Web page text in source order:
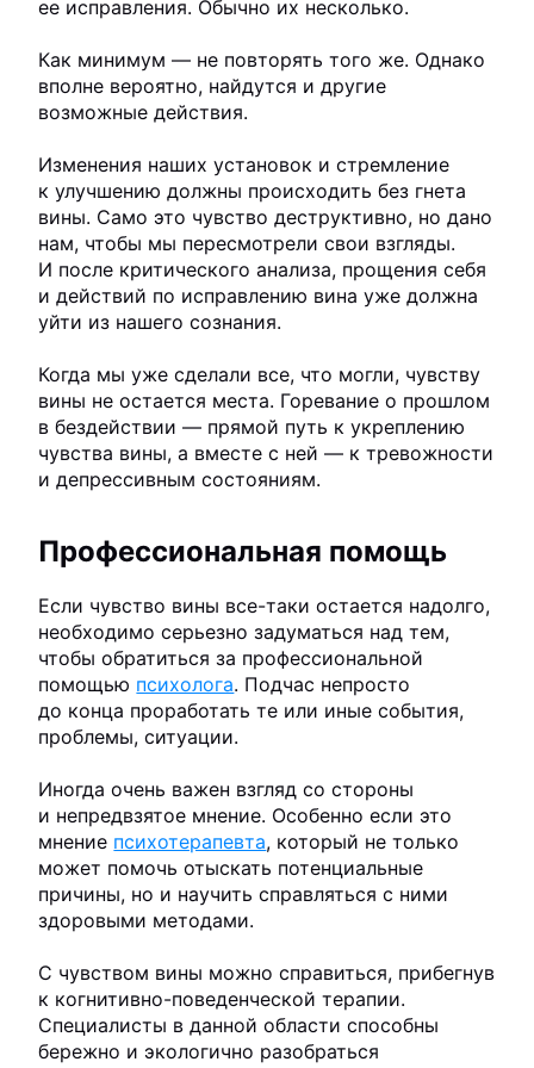
ее исправления. Обычно их несколько.
Как минимум — не повторять того же. Однако
вполне вероятно, найдутся и другие
возможные действия.
Изменения наших установок и стремление
к улучшению должны происходить без гнета
вины. Само это чувство деструктивно, но дано
нам, чтобы мы пересмотрели свои взгляды.
И после критического анализа, прощения себя
и действий по исправлению вина уже должна
уйти из нашего сознания.
Когда мы уже сделали все, что могли, чувству
вины не остается места. Горевание о прошлом
в бездействии — прямой путь к укреплению
чувства вины, а вместе с ней — к тревожности
и депрессивным состояниям.
Профессиональная помощь
Если чувство вины все-таки остается надолго,
необходимо серьезно задуматься над тем,
чтобы обратиться за профессиональной
помощью психолога. Подчас непросто
до конца проработать те или иные события,
проблемы, ситуации.
Иногда очень важен взгляд со стороны
и непредвзятое мнение. Особенно если это
мнение психотерапевта, который не только
может помочь отыскать потенциальные
причины, но и научить справляться с ними
здоровыми методами.
С чувством вины можно справиться, прибегнув
к когнитивно-поведенческой терапии.
Специалисты в данной области способны
бережно и экологично разобраться